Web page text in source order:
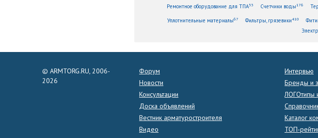
Ремонтное оборудование для ТПА53 Счетчики воды176
Уплотнительные материалы67 Фильтры, грязевики410
© ARMTORG.RU, 2006-
2026
Форум
Новости
Консультации
Доска объявлений
Вестник арматуростроителя
Видео
Интервью
Бренды и
ЛОГОтипы
Каталог
ТОП-